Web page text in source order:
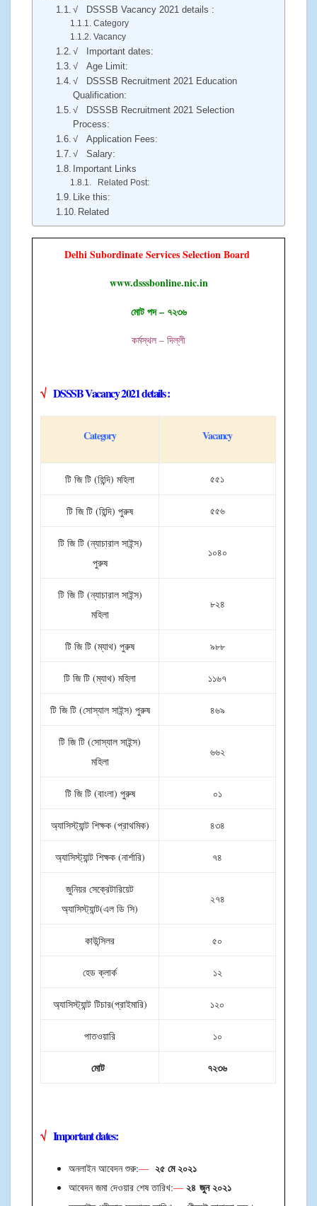
√ DSSSB Vacancy 2021 details :
Category
Vacancy
√ Important dates:
√ Age Limit:
√ DSSSB Recruitment 2021 Education
Qualification:
√ DSSSB Recruitment 2021 Selection
Process:
√ Application Fees:
√ Salary:
Important Links
Related Post:
Like this:
Related
Delhi Subordinate Services Selection Board
www.dsssbonline.nic.in
মোট পদ – ৭২৩৬
কর্মস্থল – দিল্লী
√ DSSSB Vacancy 2021 details :
Category Vacancy
টি জি টি (হিন্দি) মহিলা ৫৫১
টি জি টি (হিন্দি) পুরুষ ৫৫৬
টি জি টি (ন্যাচারাল সাইন্স)
পুরুষ
১০৪০
টি জি টি (ন্যাচারাল সাইন্স)
মহিলা
৮২৪
টি জি টি (ম্যাথ) পুরুষ ৯৮৮
টি জি টি (ম্যাথ) মহিলা ১১৬৭
টি জি টি (সোস্যাল সাইন্স) পুরুষ ৪৬৯
টি জি টি (সোস্যাল সাইন্স)
মহিলা
৬৬২
টি জি টি (বাংলা) পুরুষ ০১
অ্যাসিস্ট্যান্ট শিক্ষক (প্রাথমিক) ৪৩৪
অ্যাসিস্ট্যান্ট শিক্ষক (নার্শারি) ৭৪
জুনিয়র সেক্রেটারিয়েট
অ্যাসিস্ট্যান্ট(এল ডি সি)
২৭৪
কাউন্সিলর ৫০
হেড ক্লার্ক ১২
অ্যাসিস্ট্যান্ট টিচার(প্রাইমারি) ১২০
পাতওয়ারি ১০
মোট ৭২৩৬
√ Important dates:
অনলাইন আবেদন শুরু:— ২৫ মে ২০২১
আবেদন জমা দেওয়ার শেষ তারিখ:— ২৪ জুন ২০২১